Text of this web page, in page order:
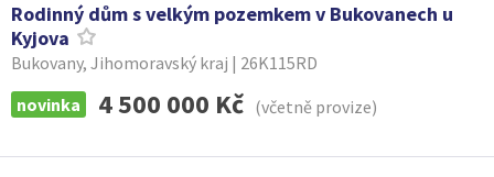
Rodinný dům s velkým pozemkem v Bukovanech u
Kyjova
Bukovany, Jihomoravský kraj | 26K115RD
novinka
4 500 000 Kč (včetně provize)